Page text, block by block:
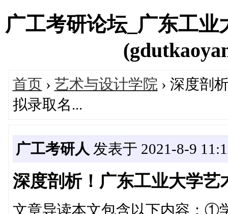
广工考研论坛_广东工
首页 › 艺术与设计学院 › 深度剖
拟录取名...
广工考研人 发表于 2021-8-9
深度剖析！广东工业大学
文章导读本文包含以下内容